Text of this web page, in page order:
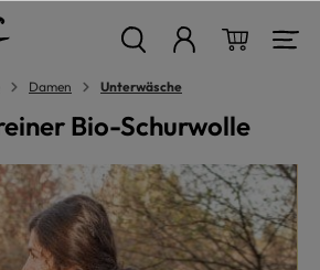
Damen Unterwäsche
Bio-Schurwolle